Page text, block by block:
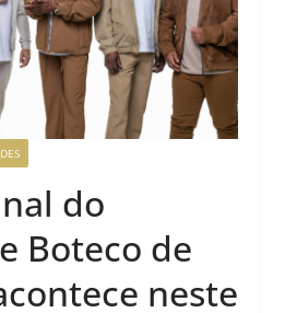
do
Boteco de
neste